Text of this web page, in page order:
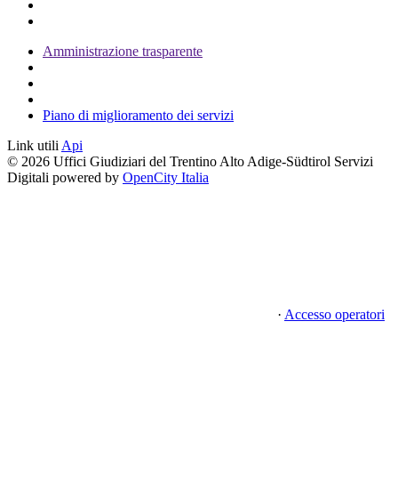
Amministrazione trasparente
Piano di miglioramento dei servizi
Link utili Api
© 2026 Uffici Giudiziari del Trentino Alto Adige-Südtirol Servizi
Digitali powered by OpenCity Italia
· Accesso operatori